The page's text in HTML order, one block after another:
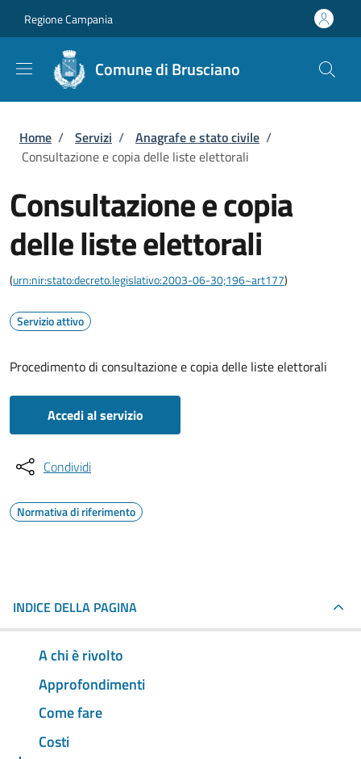
Regione Campania
Comune di Brusciano
Briciole di pane
Home / Servizi / Anagrafe e stato civile /
Consultazione e copia delle liste elettorali
Consultazione e copia
delle liste elettorali
(urn:nir:stato:decreto.legislativo:2003-06-30;196~art177)
Servizio attivo
Procedimento di consultazione e copia delle liste elettorali
Accedi al servizio
Condividi
Normativa di riferimento
INDICE DELLA PAGINA
A chi è rivolto
Approfondimenti
Come fare
Costi